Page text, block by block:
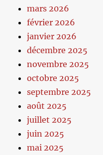
mars 2026
février 2026
janvier 2026
décembre 2025
novembre 2025
octobre 2025
septembre 2025
août 2025
juillet 2025
juin 2025
mai 2025